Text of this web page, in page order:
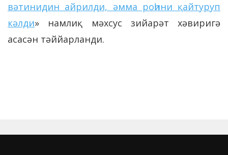
вәтинидин айрилди, әмма роһини қайтуруп
кәлди» намлиқ мәхсус зийарәт хәвиригә
асасән тәййарланди.